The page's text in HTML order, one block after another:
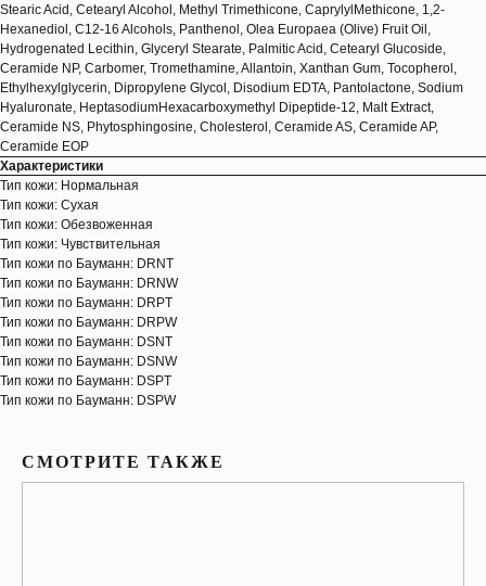
Stearic Acid, Cetearyl Alcohol, Methyl Trimethicone, CaprylylMethicone, 1,2-
Hexanediol, C12-16 Alcohols, Panthenol, Olea Europaea (Olive) Fruit Oil,
Hydrogenated Lecithin, Glyceryl Stearate, Palmitic Acid, Cetearyl Glucoside,
Ceramide NP, Carbomer, Tromethamine, Allantoin, Xanthan Gum, Tocopherol,
Ethylhexylglycerin, Dipropylene Glycol, Disodium EDTA, Pantolactone, Sodium
Hyaluronate, HeptasodiumHexacarboxymethyl Dipeptide-12, Malt Extract,
Ceramide NS, Phytosphingosine, Cholesterol, Ceramide AS, Ceramide AP,
Ceramide EOP
Характеристики
Тип кожи: Нормальная
Тип кожи: Сухая
Тип кожи: Обезвоженная
Тип кожи: Чувствительная
Тип кожи по Бауманн: DRNT
Тип кожи по Бауманн: DRNW
Тип кожи по Бауманн: DRPT
Тип кожи по Бауманн: DRPW
Тип кожи по Бауманн: DSNT
Тип кожи по Бауманн: DSNW
Тип кожи по Бауманн: DSPT
Тип кожи по Бауманн: DSPW
СМОТРИТЕ ТАКЖЕ